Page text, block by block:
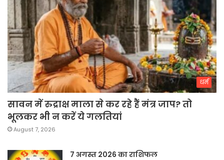
धर्म
सावन में रुद्राक्ष माला से कर रहे हैं मंत्र जाप? तो
भूलकर भी न करें ये गलतियां
August 7, 2026
7 अगस्त 2026 का राशिफल